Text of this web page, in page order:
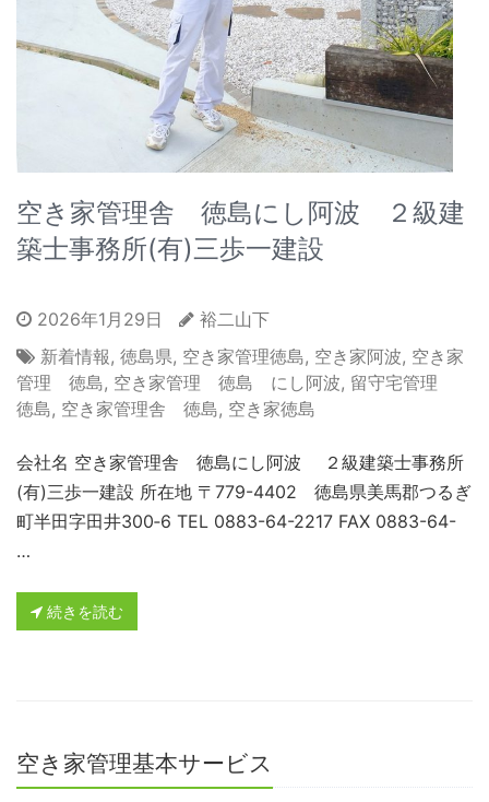
空き家管理舎 徳島にし阿波 ２級建
築士事務所(有)三歩一建設
2026年1月29日
裕二山下
新着情報 , 徳島県, 空き家管理徳島, 空き家阿波, 空き家
管理 徳島, 空き家管理 徳島 にし阿波, 留守宅管理
徳島, 空き家管理舎 徳島, 空き家徳島
会社名 空き家管理舎 徳島にし阿波 ２級建築士事務所
(有)三歩一建設 所在地 〒779-4402 徳島県美馬郡つるぎ
町半田字田井300‐6 TEL 0883-64-2217 FAX 0883-64-
…
続きを読む
空き家管理基本サービス